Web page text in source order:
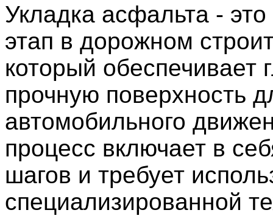
Укладка асфальта -
этап в дорожном
который обеспечивает
прочную поверхность
автомобильного
процесс включает в
шагов и требует
специализированной